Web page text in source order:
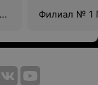
Филиал № 1